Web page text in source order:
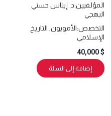
المؤلفيين:د. إيناس حسني
البهجي
التخصص:الأمويون,التاريخ
الإسلامي
40,000
إضافة إلى السلة